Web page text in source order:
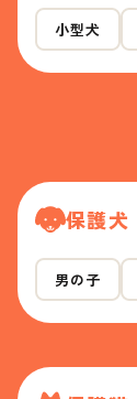
小型犬
保護犬
男の子